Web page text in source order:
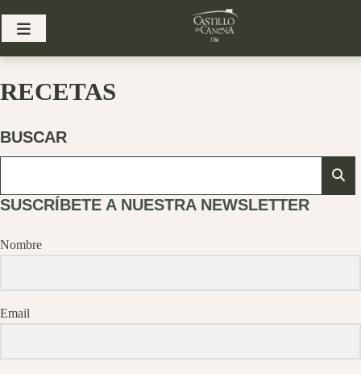
RECETAS
BUSCAR
SUSCRÍBETE A NUESTRA NEWSLETTER
Nombre
Email